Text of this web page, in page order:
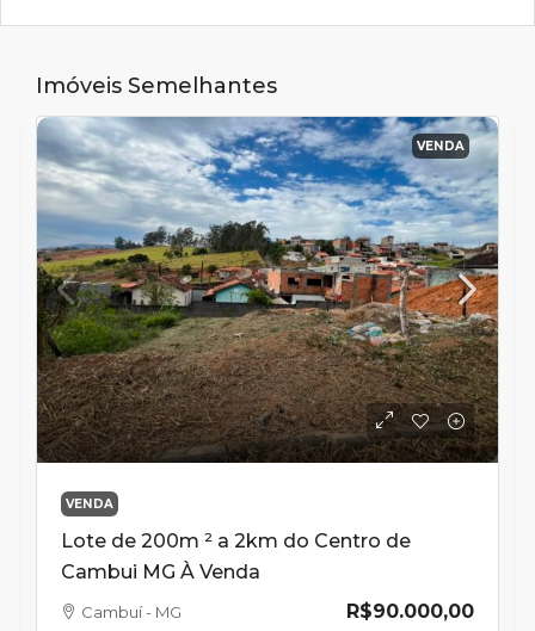
Imóveis Semelhantes
VENDA
VENDA
Lote de 200m ² a 2km do Centro de
Cambui MG À Venda
R$90.000,00
Cambuí - MG